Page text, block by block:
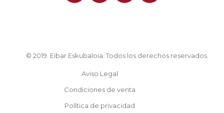
© 2019. Eibar Eskubaloia. Todos los derechos reservados.
Aviso Legal
Condiciones de venta
Política de privacidad